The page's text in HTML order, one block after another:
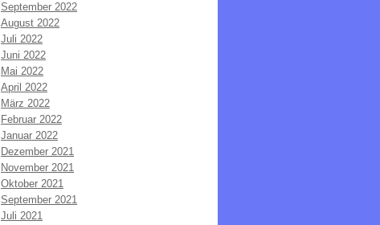
September 2022
August 2022
Juli 2022
Juni 2022
Mai 2022
April 2022
März 2022
Februar 2022
Januar 2022
Dezember 2021
November 2021
Oktober 2021
September 2021
Juli 2021